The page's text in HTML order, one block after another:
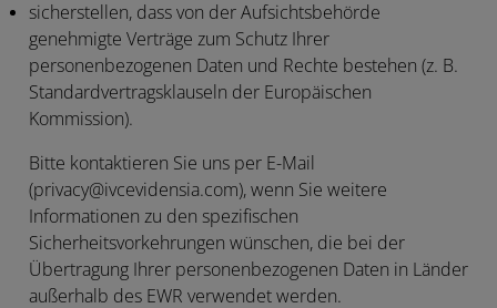
sicherstellen, dass von der Aufsichtsbehörde
genehmigte Verträge zum Schutz Ihrer
personenbezogenen Daten und Rechte bestehen (z. B.
Standardvertragsklauseln der Europäischen
Kommission).
Bitte kontaktieren Sie uns per E-Mail
(privacy@ivcevidensia.com), wenn Sie weitere
Informationen zu den spezifischen
Sicherheitsvorkehrungen wünschen, die bei der
Übertragung Ihrer personenbezogenen Daten in Länder
außerhalb des EWR verwendet werden.